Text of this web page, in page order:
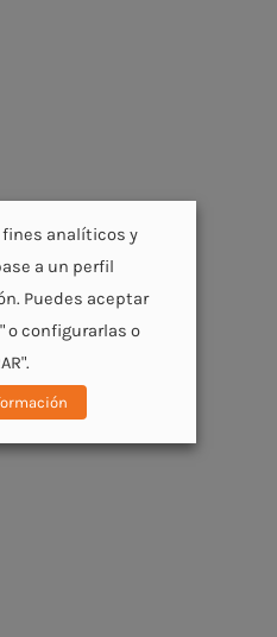
analíticos y
a un perfil
Puedes aceptar
o configurarlas o